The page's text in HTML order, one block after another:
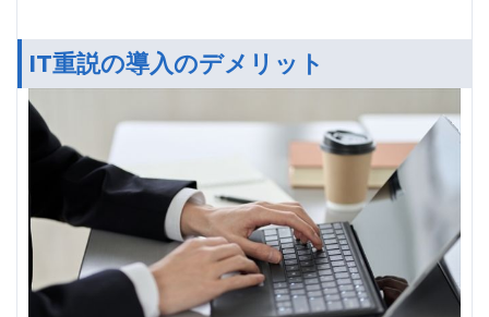
IT重説の導入のデメリット